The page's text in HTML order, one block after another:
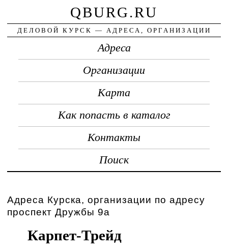
QBURG.RU
ДЕЛОВОЙ КУРСК — АДРЕСА, ОРГАНИЗАЦИИ
Адреса
Организации
Карта
Как попасть в каталог
Контакты
Поиск
Адреса Курска, организации по адресу
проспект Дружбы 9а
Карпет-Трейд